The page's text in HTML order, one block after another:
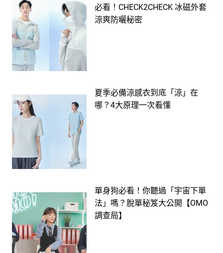
必看！CHECK2CHECK 冰磁外套
涼爽防曬秘密
夏季必備涼感衣到底「涼」在
哪？4大原理一次看懂
單身狗必看！你聽過「宇宙下單
法」嗎？脫單秘笈大公開【OMO
調查局】